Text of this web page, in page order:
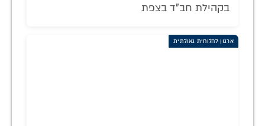
בקהילת חב"ד בצפת
ארגון לחלוחית גאולתית